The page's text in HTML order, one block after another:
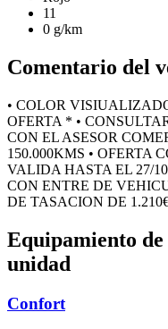
11
0 g/km
Comentario del
• COLOR
OFERTA * •
CON EL ASESOR
150.000KMS • OFERTA
VALIDA HASTA EL 27/
CON ENTRE DE
DE TASACION DE
Equipamiento de
unidad
Confort